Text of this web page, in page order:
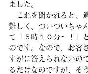
ました。
これを聞かれると、
難しく、ついついちゃ
て「５時１０分〜！」
のです。なので、お客
すがに答えられないの
るだけなのですが、そ